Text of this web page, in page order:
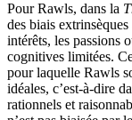
Pour Rawls, dans la
des biais
intérêts, les passions
cognitives limitées.
pour laquelle Rawls
idéales, c’est-à-dire
rationnels et